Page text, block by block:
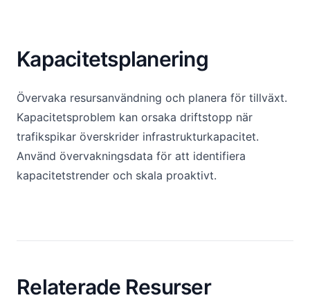
Kapacitetsplanering
Övervaka resursanvändning och planera för tillväxt.
Kapacitetsproblem kan orsaka driftstopp när
trafikspikar överskrider infrastrukturkapacitet.
Använd övervakningsdata för att identifiera
kapacitetstrender och skala proaktivt.
Relaterade Resurser